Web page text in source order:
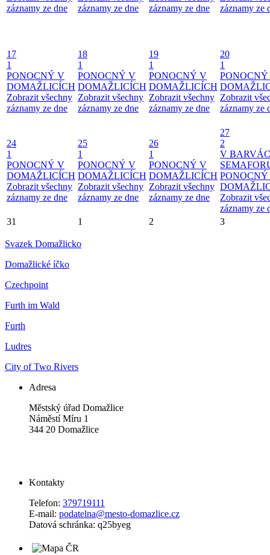
záznamy ze dne
záznamy ze dne
záznamy ze dne
záznamy ze
17
1
PONOCNÝ V
DOMAŽLICÍCH
Zobrazit všechny
záznamy ze dne
18
1
PONOCNÝ V
DOMAŽLICÍCH
Zobrazit všechny
záznamy ze dne
19
1
PONOCNÝ V
DOMAŽLICÍCH
Zobrazit všechny
záznamy ze dne
20
1
Zobrazit
záznamy ze
24
1
PONOCNÝ V
DOMAŽLICÍCH
Zobrazit všechny
záznamy ze dne
25
1
PONOCNÝ V
DOMAŽLICÍCH
Zobrazit všechny
záznamy ze dne
26
1
PONOCNÝ V
DOMAŽLICÍCH
Zobrazit všechny
záznamy ze dne
27
2
V
Zobrazit
záznamy ze
31
1 2 3
Svazek Domažlicko
Domažlické íčko
Czechpoint
Furth im Wald
Furth
Ludres
City of Two Rivers
Adresa
Městský úřad Domažlice
Náměstí Míru 1
344 20 Domažlice
Kontakty
Telefon: 379719111
E-mail: podatelna@mesto-domazlice.cz
Datová schránka: q25byeg